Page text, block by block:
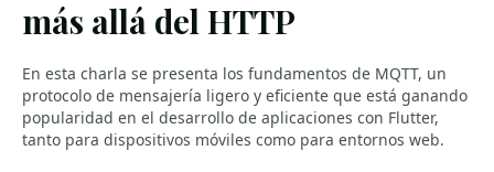
más allá del HTTP
En esta charla se presenta los fundamentos de MQTT, un
protocolo de mensajería ligero y eficiente que está ganando
popularidad en el desarrollo de aplicaciones con Flutter,
tanto para dispositivos móviles como para entornos web.